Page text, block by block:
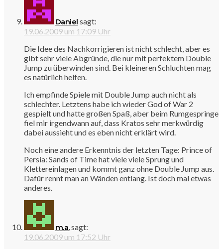
Daniel sagt:
19.06.2009 um 17:09 Uhr
Die Idee des Nachkorrigieren ist nicht schlecht, aber es
gibt sehr viele Abgründe, die nur mit perfektem Double
Jump zu überwinden sind. Bei kleineren Schluchten mag
es natürlich helfen.
Ich empfinde Spiele mit Double Jump auch nicht als
schlechter. Letztens habe ich wieder God of War 2
gespielt und hatte großen Spaß, aber beim Rumgespringe
fiel mir irgendwann auf, dass Kratos sehr merkwürdig
dabei aussieht und es eben nicht erklärt wird.
Noch eine andere Erkenntnis der letzten Tage: Prince of
Persia: Sands of Time hat viele viele Sprung und
Klettereinlagen und kommt ganz ohne Double Jump aus.
Dafür rennt man an Wänden entlang. Ist doch mal etwas
anderes.
m.a.sagt:
19.06.2009 um 17:52 Uhr